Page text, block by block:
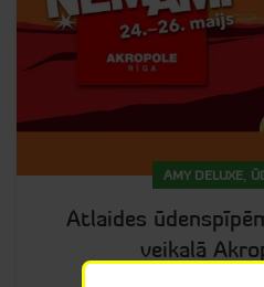
AMY DELUXE,
Atlaides
veikalā